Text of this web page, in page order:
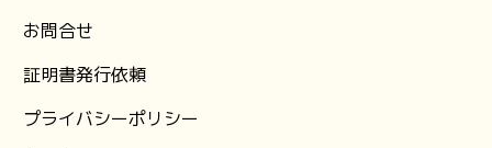
お問合せ
証明書発行依頼
プライバシーポリシー